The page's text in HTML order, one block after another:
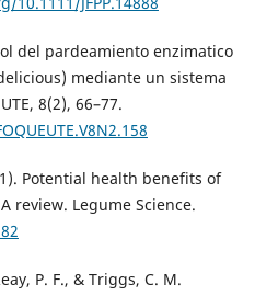
del pardeamiento enzimatico
mediante un sistema
8(2), 66–77.
Potential health benefits of
review. Legume Science.
P. F., & Triggs, C. M.